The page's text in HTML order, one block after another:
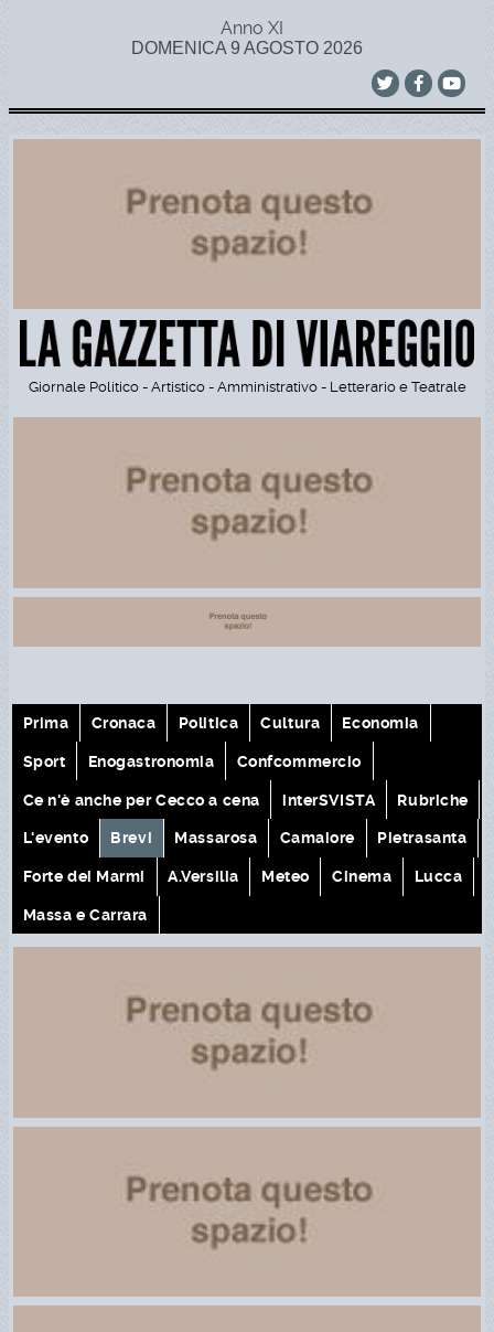
Anno XI
DOMENICA 9 AGOSTO 2026
Giornale Politico - Artistico - Amministrativo - Letterario e Teatrale
Prima Cronaca Politica Cultura Economia
Sport Enogastronomia Confcommercio
Ce n'è anche per Cecco a cena interSVISTA Rubriche
L'evento Brevi Massarosa Camaiore Pietrasanta
Forte dei Marmi A.Versilia Meteo Cinema Lucca
Massa e Carrara